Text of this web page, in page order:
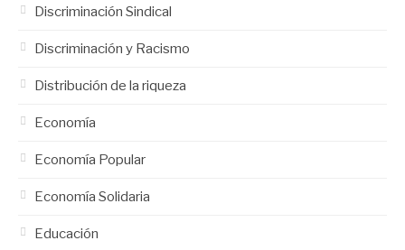
Discriminación Sindical
Discriminación y Racismo
Distribución de la riqueza
Economía
Economía Popular
Economía Solidaria
Educación